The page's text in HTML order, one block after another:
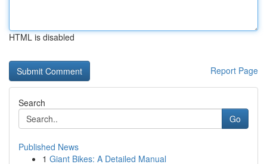
HTML is disabled
Report Page
Search
Go
Published News
1 Giant Bikes: A Detailed Manual